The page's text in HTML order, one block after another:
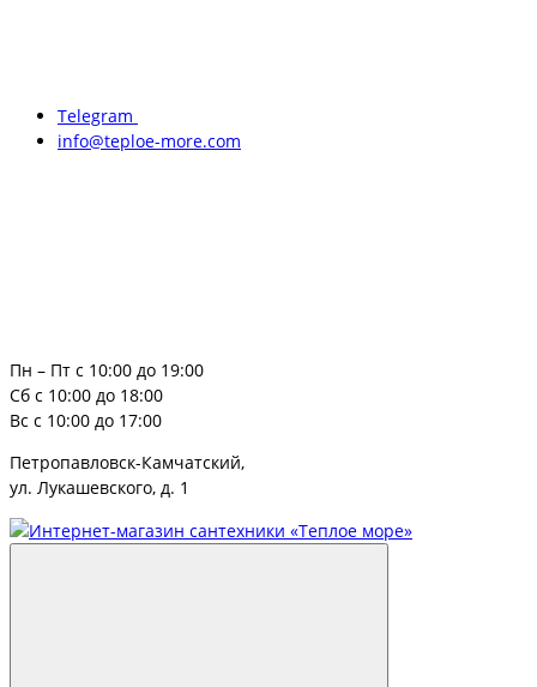
Telegram
info@teploe-more.com
Пн – Пт с 10:00 до 19:00
Сб с 10:00 до 18:00
Вс с 10:00 до 17:00
Петропавловск-Камчатский,
ул. Лукашевского, д. 1